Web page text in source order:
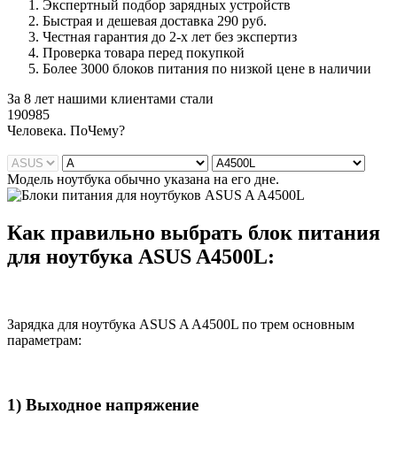
Экспертный подбор зарядных устройств
Быстрая и дешевая доставка 290 руб.
Честная гарантия до 2-х лет без экспертиз
Проверка товара перед покупкой
Более 3000 блоков питания по низкой цене в наличии
За 8 лет нашими клиентами стали
190985
Человека. ПоЧему?
Модель ноутбука обычно указана на его дне.
Как правильно выбрать блок питания
для ноутбука ASUS A4500L:
Зарядка для ноутбука ASUS A A4500L по трем основным
параметрам:
1) Выходное напряжение